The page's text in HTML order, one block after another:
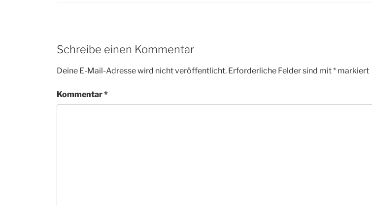
Schreibe einen Kommentar
Deine E-Mail-Adresse wird nicht veröffentlicht. Erforderliche Felder sind mit* markiert
Kommentar*